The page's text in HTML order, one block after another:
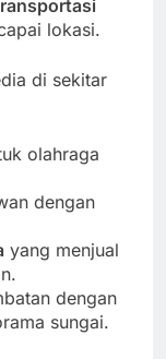
lokasi.
di sekitar
olahraga
dengan
yang menjual
dengan
sungai.